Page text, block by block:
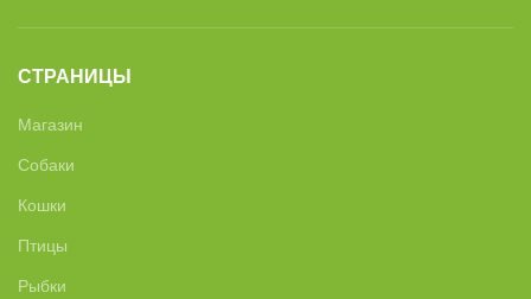
СТРАНИЦЫ
Магазин
Собаки
Кошки
Птицы
Рыбки